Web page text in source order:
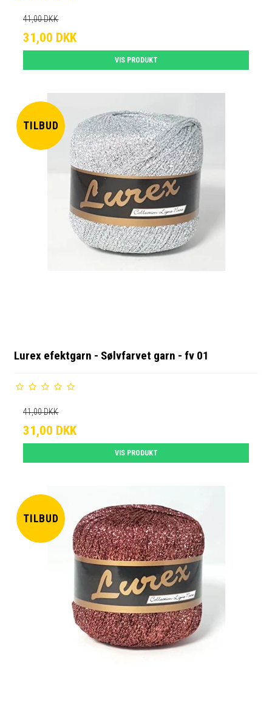
41,00 DKK
31,00 DKK
VIS PRODUKT
TILBUD
Lurex efektgarn - Sølvfarvet garn - fv 01
41,00 DKK
31,00 DKK
VIS PRODUKT
TILBUD